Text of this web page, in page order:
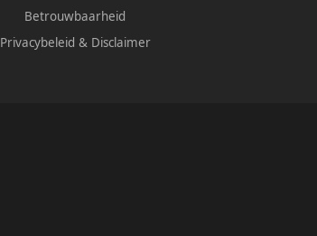
Betrouwbaarheid
Privacybeleid & Disclaimer